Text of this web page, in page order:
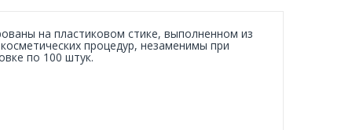
на пластиковом стике, выполненном из
процедур, незаменимы при
по 100 штук.